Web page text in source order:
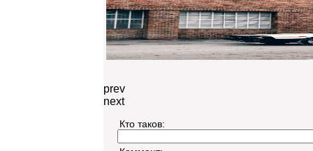
prev
next
Кто таков: